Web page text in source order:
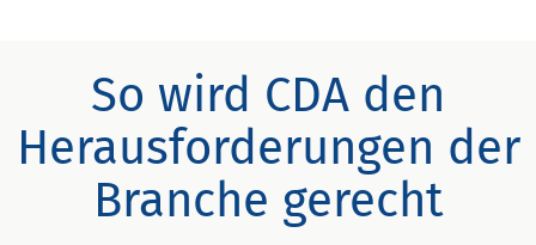
So wird CDA den
Herausforderungen der
Branche gerecht